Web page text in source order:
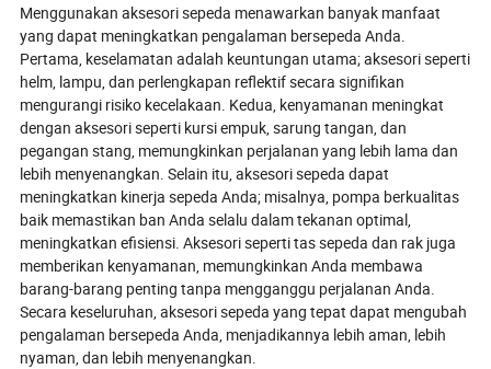
Menggunakan aksesori sepeda menawarkan banyak manfaat
yang dapat meningkatkan pengalaman bersepeda Anda.
Pertama, keselamatan adalah keuntungan utama; aksesori seperti
helm, lampu, dan perlengkapan reflektif secara signifikan
mengurangi risiko kecelakaan. Kedua, kenyamanan meningkat
dengan aksesori seperti kursi empuk, sarung tangan, dan
pegangan stang, memungkinkan perjalanan yang lebih lama dan
lebih menyenangkan. Selain itu, aksesori sepeda dapat
meningkatkan kinerja sepeda Anda; misalnya, pompa berkualitas
baik memastikan ban Anda selalu dalam tekanan optimal,
meningkatkan efisiensi. Aksesori seperti tas sepeda dan rak juga
memberikan kenyamanan, memungkinkan Anda membawa
barang-barang penting tanpa mengganggu perjalanan Anda.
Secara keseluruhan, aksesori sepeda yang tepat dapat mengubah
pengalaman bersepeda Anda, menjadikannya lebih aman, lebih
nyaman, dan lebih menyenangkan.